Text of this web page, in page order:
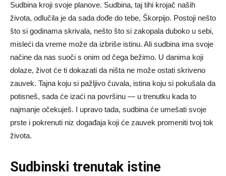
Sudbina kroji svoje planove. Sudbina, taj tihi krojač naših
života, odlučila je da sada dođe do tebe, Škorpijo. Postoji nešto
što si godinama skrivala, nešto što si zakopala duboko u sebi,
misleći da vreme može da izbriše istinu. Ali sudbina ima svoje
načine da nas suoči s onim od čega bežimo. U danima koji
dolaze, život će ti dokazati da ništa ne može ostati skriveno
zauvek. Tajna koju si pažljivo čuvala, istina koju si pokušala da
potisneš, sada će izaći na površinu — u trenutku kada to
najmanje očekuješ. I upravo tada, sudbina će umešati svoje
prste i pokrenuti niz događaja koji će zauvek promeniti tvoj tok
života.
Sudbinski trenutak istine